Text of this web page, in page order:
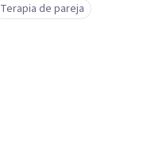
Terapia de pareja